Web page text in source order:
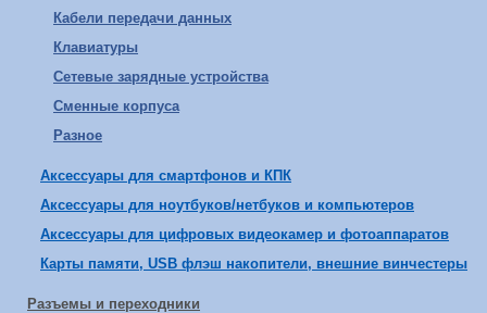
Кабели передачи данных
Клавиатуры
Сетевые зарядные устройства
Сменные корпуса
Разное
Аксессуары для смартфонов и КПК
Аксессуары для ноутбуков/нетбуков и компьютеров
Аксессуары для цифровых видеокамер и фотоаппаратов
Карты памяти, USB флэш накопители, внешние винчестеры
Разъемы и переходники